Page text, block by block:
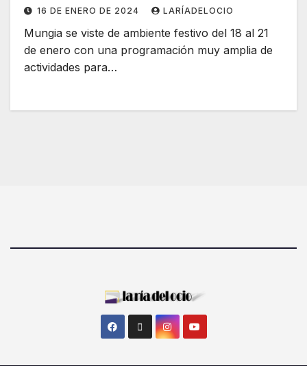
16 DE ENERO DE 2024 LARÍADELOCIO
Mungia se viste de ambiente festivo del 18 al 21
de enero con una programación muy amplia de
actividades para…